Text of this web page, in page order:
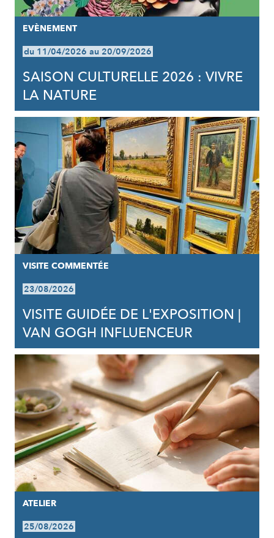
EVÈNEMENT
du 11/04/2026 au 20/09/2026
SAISON CULTURELLE 2026 : VIVRE
LA NATURE
VISITE COMMENTÉE
23/08/2026
VISITE GUIDÉE DE L'EXPOSITION |
VAN GOGH INFLUENCEUR
ATELIER
25/08/2026